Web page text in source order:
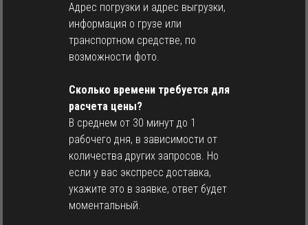
Адрес погрузки и адрес выгрузки,
информация о грузе или
транспортном средстве, по
возможности фото.
Сколько времени требуется для
расчета цены?
В среднем от 30 минут до 1
рабочего дня, в зависимости от
количества других запросов. Но
если у вас экспресс доставка,
укажите это в заявке, ответ будет
моментальный.